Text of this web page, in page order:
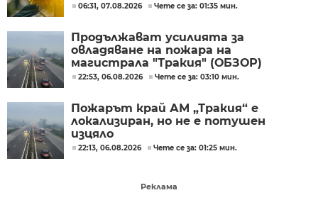
06:31, 07.08.2026 Чете се за: 01:35 мин.
Продължават усилията за
овладяване на пожара на
магистрала "Тракия" (ОБЗОР)
22:53, 06.08.2026 Чете се за: 03:10 мин.
Пожарът край АМ „Тракия“ е
локализиран, но не е потушен
изцяло
22:13, 06.08.2026 Чете се за: 01:25 мин.
Реклама